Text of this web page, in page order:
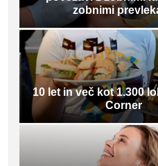
zobnimi
10 let in več kot 1.300
Corner